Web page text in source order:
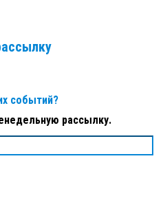
событий?
рассылку.